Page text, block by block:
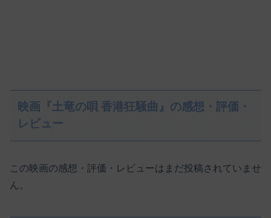
映画『土竜の唄 香港狂騒曲』の感想・評価・
レビュー
この映画の感想・評価・レビューはまだ投稿されていませ
ん。